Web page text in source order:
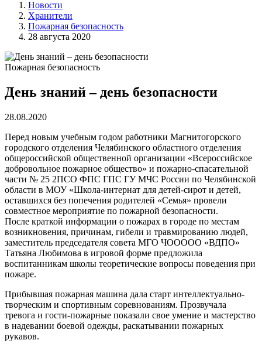
Новости
Хранители
Пожарная безопасность
28 августа 2020
Пожарная безопасность
День знаний – день безопасности
28.08.2020
Перед новым учебным годом работники Магнитогорского
городского отделения Челябинского областного отделения
общероссийской общественной организации «Всероссийское
добровольное пожарное общество» и пожарно-спасательной
части № 25 2ПСО ФПС ГПС ГУ МЧС России по Челябинской
области в МОУ «Школа-интернат для детей-сирот и детей,
оставшихся без попечения родителей «Семья» провели
совместное мероприятие по пожарной безопасности.
После краткой информации о пожарах в городе по местам
возникновения, причинам, гибели и травмированию людей,
заместитель председателя совета МГО ЧООООО «ВДПО»
Татьяна Любимова в игровой форме предложила
воспитанникам школы теоретические вопросы поведения при
пожаре.
Прибывшая пожарная машина дала старт интеллектуально-
творческим и спортивным соревнованиям. Прозвучала
тревога и гости-пожарные показали свое умение и мастерство
в надевании боевой одежды, раскатывании пожарных
рукавов.